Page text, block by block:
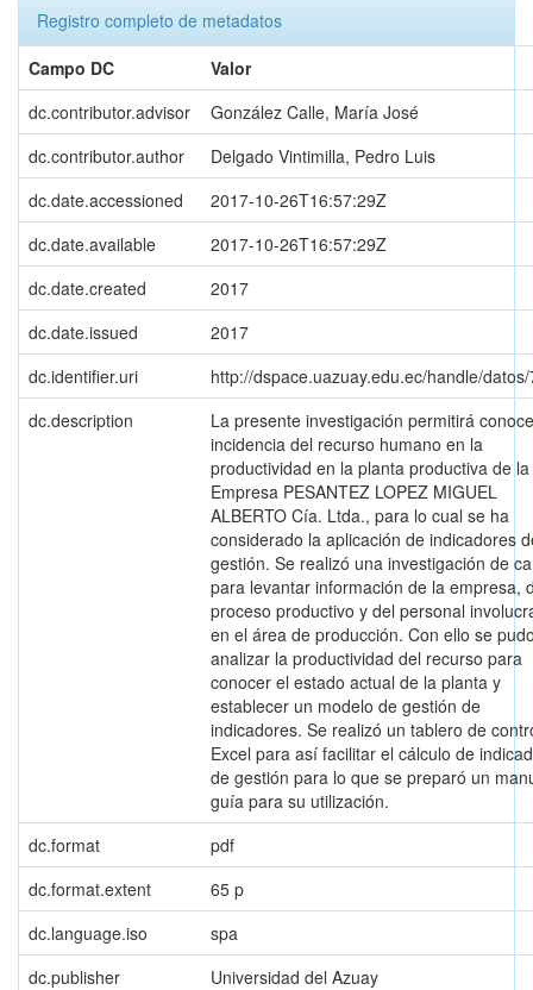
Registro completo de metadatos
Campo DC
Valor
dc.contributor.advisor
González Calle, María José
dc.contributor.author
Delgado Vintimilla, Pedro Luis
dc.date.accessioned
2017-10-26T16:57:29Z
dc.date.available
2017-10-26T16:57:29Z
dc.date.created
2017
dc.date.issued
2017
dc.identifier.uri
http://dspace.uazuay.edu.ec/handle/
dc.description
La presente investigación permitirá
incidencia del recurso humano en la
productividad en la planta productiva de la
Empresa PESANTEZ LOPEZ MIGUEL
ALBERTO Cía. Ltda., para lo cual se ha
considerado la aplicación de indicadores
gestión. Se realizó una investigación de
para levantar información de la empresa,
proceso productivo y del personal
en el área de producción. Con ello se
analizar la productividad del recurso para
conocer el estado actual de la planta y
establecer un modelo de gestión de
indicadores. Se realizó un tablero de
Excel para así facilitar el cálculo de
de gestión para lo que se preparó un
guía para su utilización.
dc.format
pdf
dc.format.extent
65 p
dc.language.iso
spa
dc.publisher
Universidad del Azuay